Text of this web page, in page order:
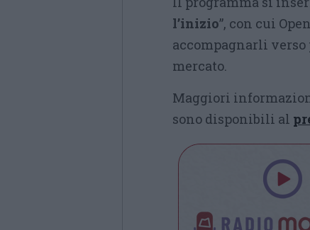
l’inizio”, con cui
accompagnarli
mercato.
Maggiori
sono disponibili al